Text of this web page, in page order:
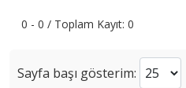
0 - 0 / Toplam Kayıt: 0
Sayfa başı gösterim: